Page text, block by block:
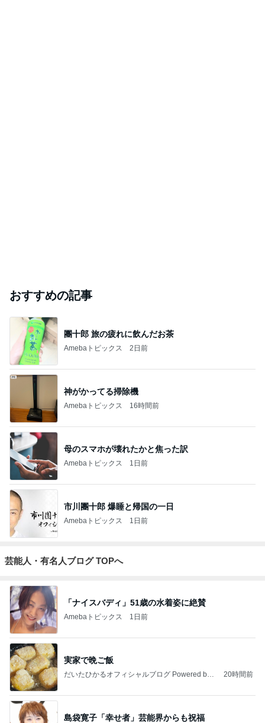
おすすめの記事
團十郎 旅の疲れに飲んだお茶
Amebaトピックス 2日前
神がかってる掃除機
Amebaトピックス 16時間前
母のスマホが壊れたかと焦った訳
Amebaトピックス 1日前
市川團十郎 爆睡と帰国の一日
Amebaトピックス 1日前
芸能人・有名人ブログ TOPへ
「ナイスバディ」51歳の水着姿に絶賛
Amebaトピックス 1日前
実家で晩ご飯
だいたひかるオフィシャルブログ Powered by
20時間前
島袋寛子「幸せ者」芸能界からも祝福